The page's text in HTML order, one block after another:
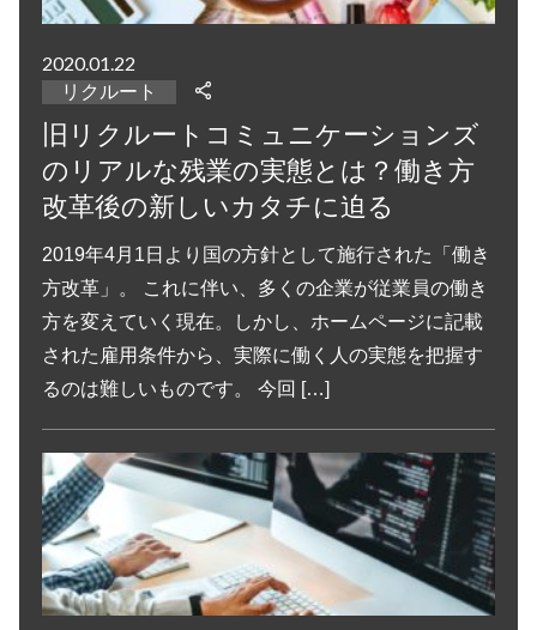
2020.01.22
リクルート
旧リクルートコミュニケーションズ
のリアルな残業の実態とは？働き方
改革後の新しいカタチに迫る
2019年4月1日より国の方針として施行された「働き
方改革」。 これに伴い、多くの企業が従業員の働き
方を変えていく現在。しかし、ホームページに記載
された雇用条件から、実際に働く人の実態を把握す
るのは難しいものです。 今回 […]